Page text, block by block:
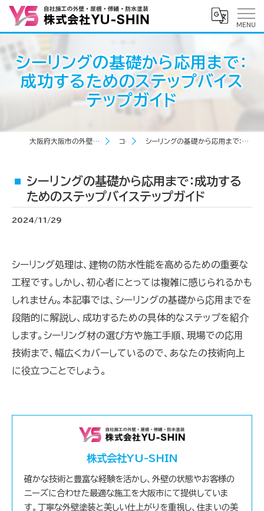
シーリングの基礎から応用まで：
成功するためのステップバイス
テップガイド
大阪府大阪市の外壁塗装なら株式会社YU-SHIN コラム シーリングの基礎から応用まで：成功するためのステップバイステップガイド
シーリングの基礎から応用まで：成功する
ためのステップバイステップガイド
2024/11/29
シーリング処理は、建物の防水性能を高めるための重要な
工程です。しかし、初心者にとっては複雑に感じられるかも
しれません。本記事では、シーリングの基礎から応用までを
段階的に解説し、成功するための具体的なステップを紹介
します。シーリング材の選び方や施工手順、現場での応用
技術まで、幅広くカバーしているので、あなたの技術向上
に役立つことでしょう。
株式会社YU-SHIN
確かな技術と豊富な経験を活かし、外壁の状態やお客様の
ニーズに合わせた最適な施工を大阪市にて提供していま
す。丁寧な外壁塗装と美しい仕上がりを重視し、住まいの美